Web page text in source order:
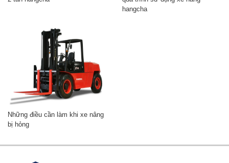
hangcha
Những điều cần làm khi xe nâng
bị hỏng